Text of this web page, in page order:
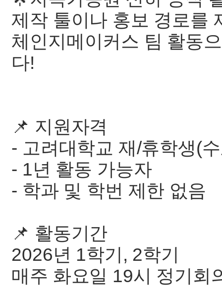
제작 툴이나 홍보 경로를
체인지메이커스 팀 활동
다!
📌 지원자격
- 고려대학교 재/휴학생(
- 1년 활동 가능자
- 학과 및 학번 제한 없음
📌 활동기간
2026년 1학기, 2학기
매주 화요일 19시 정기회